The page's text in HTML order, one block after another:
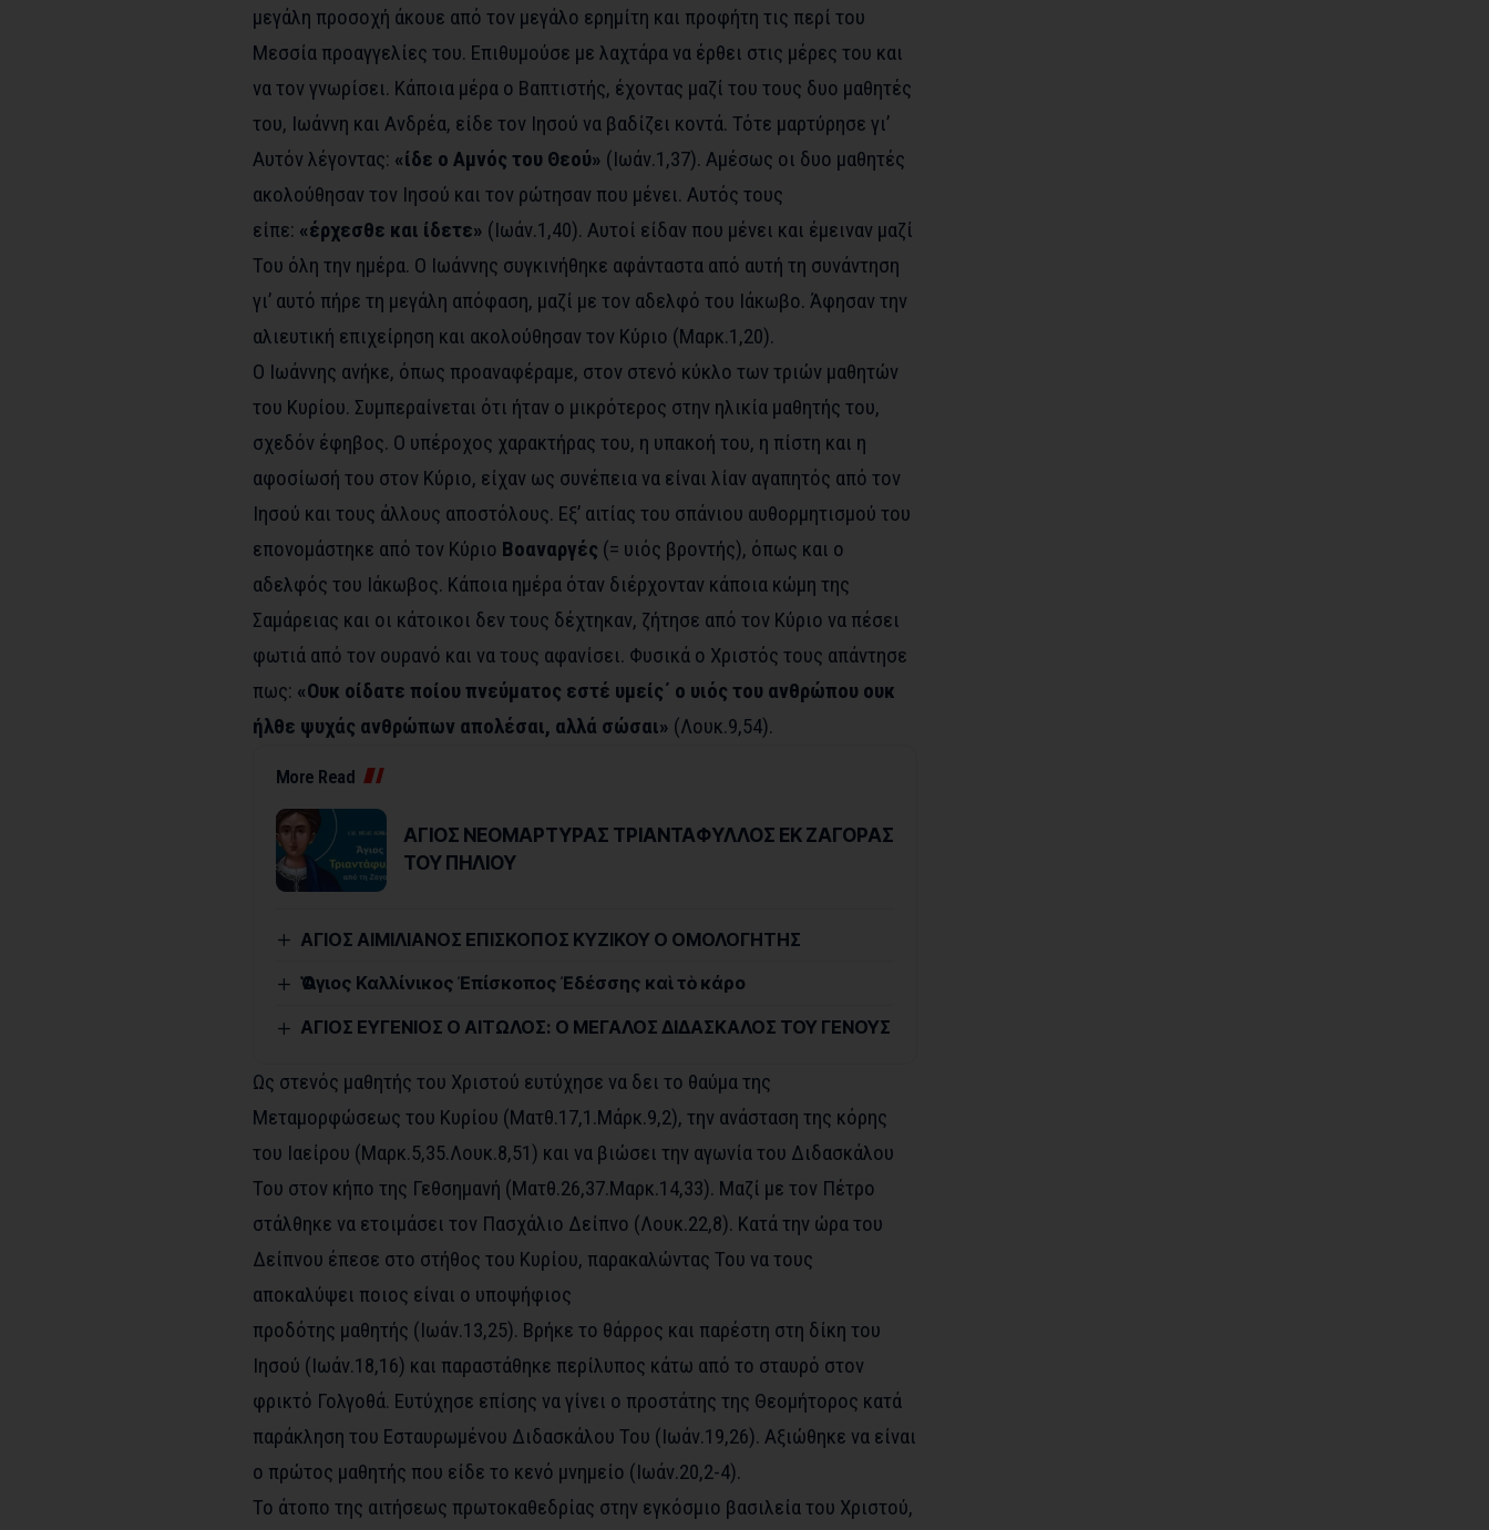
μεγάλη προσοχή άκουε από τον μεγάλο ερημίτη και προφήτη τις περί του
Μεσσία προαγγελίες του. Επιθυμούσε με λαχτάρα να έρθει στις μέρες του και
να τον γνωρίσει. Κάποια μέρα ο Βαπτιστής, έχοντας μαζί του τους δυο μαθητές
του, Ιωάννη και Ανδρέα, είδε τον Ιησού να βαδίζει κοντά. Τότε μαρτύρησε γι’
Αυτόν λέγοντας: «ίδε ο Αμνός του Θεού» (Ιωάν.1,37). Αμέσως οι δυο μαθητές
ακολούθησαν τον Ιησού και τον ρώτησαν που μένει. Αυτός τους
είπε: «έρχεσθε και ίδετε» (Ιωάν.1,40). Αυτοί είδαν που μένει και έμειναν μαζί
Του όλη την ημέρα. Ο Ιωάννης συγκινήθηκε αφάνταστα από αυτή τη συνάντηση
γι’ αυτό πήρε τη μεγάλη απόφαση, μαζί με τον αδελφό του Ιάκωβο. Άφησαν την
αλιευτική επιχείρηση και ακολούθησαν τον Κύριο (Μαρκ.1,20).
Ο Ιωάννης ανήκε, όπως προαναφέραμε, στον στενό κύκλο των τριών μαθητών
του Κυρίου. Συμπεραίνεται ότι ήταν ο μικρότερος στην ηλικία μαθητής του,
σχεδόν έφηβος. Ο υπέροχος χαρακτήρας του, η υπακοή του, η πίστη και η
αφοσίωσή του στον Κύριο, είχαν ως συνέπεια να είναι λίαν αγαπητός από τον
Ιησού και τους άλλους αποστόλους. Εξ’ αιτίας του σπάνιου αυθορμητισμού του
επονομάστηκε από τον Κύριο Βοαναργές (= υιός βροντής), όπως και ο
αδελφός του Ιάκωβος. Κάποια ημέρα όταν διέρχονταν κάποια κώμη της
Σαμάρειας και οι κάτοικοι δεν τους δέχτηκαν, ζήτησε από τον Κύριο να πέσει
φωτιά από τον ουρανό και να τους αφανίσει. Φυσικά ο Χριστός τους απάντησε
πως: «Ουκ οίδατε ποίου πνεύματος εστέ υμείς΄ ο υιός του ανθρώπου ουκ
ήλθε ψυχάς ανθρώπων απολέσαι, αλλά σώσαι» (Λουκ.9,54).
More Read
ΑΓΙΟΣ ΝΕΟΜΑΡΤΥΡΑΣ ΤΡΙΑΝΤΑΦΥΛΛΟΣ ΕΚ ΖΑΓΟΡΑΣ
ΤΟΥ ΠΗΛΙΟΥ
ΑΓΙΟΣ ΑΙΜΙΛΙΑΝΟΣ ΕΠΙΣΚΟΠΟΣ ΚΥΖΙΚΟΥ Ο ΟΜΟΛΟΓΗΤΗΣ
Ὁ Ἅγιος Καλλίνικος Ἐπίσκοπος Ἐδέσσης καὶ τὸ κάρο
ΑΓΙΟΣ ΕΥΓΕΝΙΟΣ Ο ΑΙΤΩΛΟΣ: Ο ΜΕΓΑΛΟΣ ΔΙΔΑΣΚΑΛΟΣ ΤΟΥ ΓΕΝΟΥΣ
Ως στενός μαθητής του Χριστού ευτύχησε να δει το θαύμα της
Μεταμορφώσεως του Κυρίου (Ματθ.17,1.Μάρκ.9,2), την ανάσταση της κόρης
του Ιαείρου (Μαρκ.5,35.Λουκ.8,51) και να βιώσει την αγωνία του Διδασκάλου
Του στον κήπο της Γεθσημανή (Ματθ.26,37.Μαρκ.14,33). Μαζί με τον Πέτρο
στάλθηκε να ετοιμάσει τον Πασχάλιο Δείπνο (Λουκ.22,8). Κατά την ώρα του
Δείπνου έπεσε στο στήθος του Κυρίου, παρακαλώντας Του να τους
αποκαλύψει ποιος είναι ο υποψήφιος
προδότης μαθητής (Ιωάν.13,25). Βρήκε το θάρρος και παρέστη στη δίκη του
Ιησού (Ιωάν.18,16) και παραστάθηκε περίλυπος κάτω από το σταυρό στον
φρικτό Γολγοθά. Ευτύχησε επίσης να γίνει ο προστάτης της Θεομήτορος κατά
παράκληση του Εσταυρωμένου Διδασκάλου Του (Ιωάν.19,26). Αξιώθηκε να είναι
ο πρώτος μαθητής που είδε το κενό μνημείο (Ιωάν.20,2-4).
Το άτοπο της αιτήσεως πρωτοκαθεδρίας στην εγκόσμιο βασιλεία του Χριστού,